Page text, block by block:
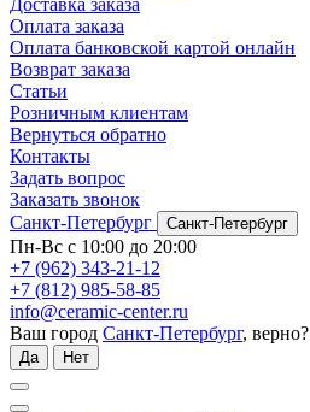
Доставка заказа
Оплата заказа
Оплата банковской картой онлайн
Возврат заказа
Статьи
Розничным клиентам
Вернуться обратно
Контакты
Задать вопрос
Заказать звонок
Санкт-Петербург
Санкт-Петербург
Пн-Вс с 10:00 до 20:00
+7 (962) 343-21-12
+7 (812) 985-58-85
info@ceramic-center.ru
Ваш город Санкт-Петербург, верно?
Да Нет